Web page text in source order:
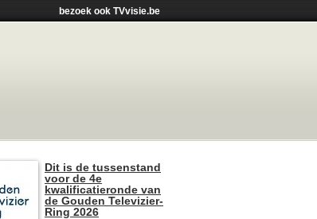
bezoek ook TVvisie.be
Dit is de tussenstand
voor de 4e
kwalificatieronde van
de Gouden Televizier-
Ring 2026